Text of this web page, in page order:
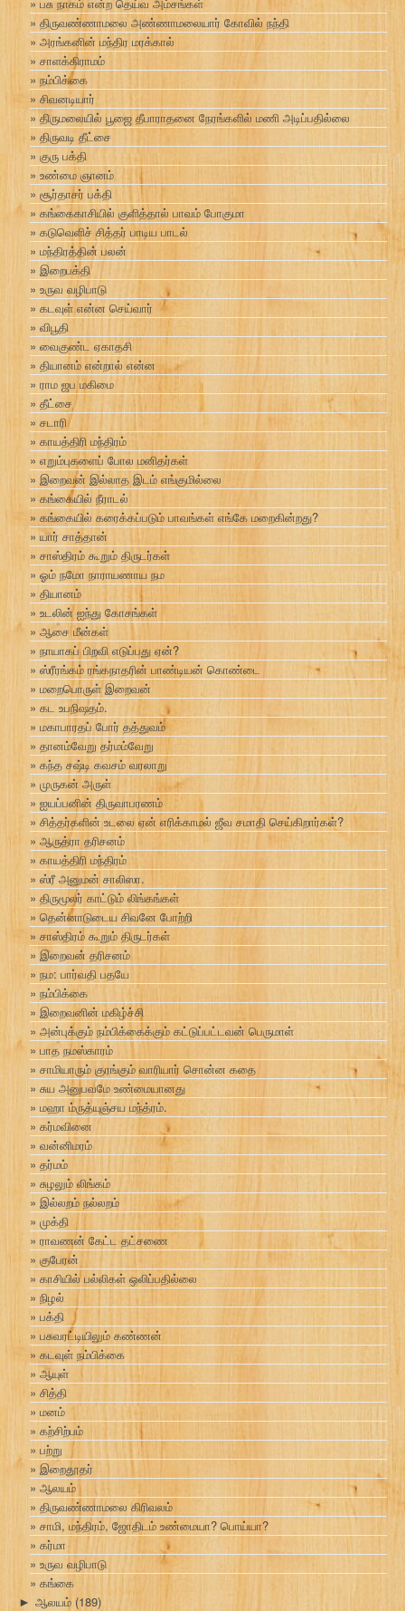
திருவண்ணாமலை அண்ணாமலையார் கோவில் நந்தி
அரங்கனின் மந்திர மரக்கால்
சாளக்கிராமம்
நம்பிக்கை
சிவனடியார்
திருமலையில் பூஜை தீபாராதனை நேரங்களில் மணி அடிப்பதில்லை
திருவடி தீட்சை
குரு பக்தி
உண்மை ஞானம்
சூர்தாசர் பக்தி
கங்கைகாசியில் குளித்தால் பாவம் போகுமா
கடுவெளிச் சித்தர் பாடிய பாடல்
மந்திரத்தின் பலன்
இறைபக்தி
உருவ வழிபாடு
கடவுள் என்ன செய்வார்
விபூதி
வைகுண்ட ஏகாதசி
தியானம் என்றால் என்ன
ராம ஜப மகிமை
தீட்சை
சடாரி
காயத்திரி மந்திரம்
எறும்புகளைப் போல மனிதர்கள்
இறைவன் இல்லாத இடம் எங்குமில்லை
கங்கையில் நீராடல்
கங்கையில் கரைக்கப்படும் பாவங்கள் எங்கே மறைகின்றது?
யார் சாத்தான்
சாஸ்திரம் கூறும் திருடர்கள்
ஓம் நமோ நாராயணாய நம
தியானம்
உடலின் ஐந்து கோசங்கள்
ஆசை மீன்கள்
நாயாகப் பிறவி எடுப்பது ஏன்?
ஸ்ரீரங்கம் ரங்கநாதரின் பாண்டியன் கொண்டை
மறைபொருள் இறைவன்
கட உபநிஷதம்.
மகாபாரதப் போர் தத்துவம்
தானம்வேறு தர்மம்வேறு
கந்த சஷ்டி கவசம் வரலாறு
முருகன் அருள்
ஐயப்பனின் திருவாபரணம்
சித்தர்களின் உடலை ஏன் எரிக்காமல் ஜீவ சமாதி செய்கிறார்கள்?
ஆருத்ரா தரிசனம்
காயத்திரி மந்திரம்
ஸ்ரீ அனுமன் சாலிஸா.
திருமூலர் காட்டும் லிங்கங்கள்
தென்னாடுடைய சிவனே போற்றி
சாஸ்திரம் கூறும் திருடர்கள்
இறைவன் தரிசனம்
நம: பார்வதி பதயே
நம்பிக்கை
இறைவனின் மகிழ்ச்சி
அன்புக்கும் நம்பிக்கைக்கும் கட்டுப்பட்டவன் பெருமாள்
பாத நமஸ்காரம்
சாமியாரும் குரங்கும் வாரியார் சொன்ன கதை
சுய அனுபவமே உண்மையானது
மஹா ம்ருத்யுஞ்சய மந்த்ரம்.
கர்மவினை
வன்னிமரம்
தர்மம்
சுழலும் லிங்கம்
இல்லறம் நல்லறம்
முக்தி
ராவணன் கேட்ட தட்சணை
குபேரன்
காசியில் பல்லிகள் ஒலிப்பதில்லை
நிழல்
பக்தி
பசுவரட்டியிலும் கண்ணன்
கடவுள் நம்பிக்கை
ஆயுள்
சித்தி
மனம்
கற்சிற்பம்
பற்று
இறைதூதர்
ஆலயம்
திருவண்ணாமலை கிரிவலம்
சாமி, மந்திரம், ஜோதிடம் உண்மையா? பொய்யா?
கர்மா
உருவ வழிபாடு
கங்கை
► ஆலயம் (189)